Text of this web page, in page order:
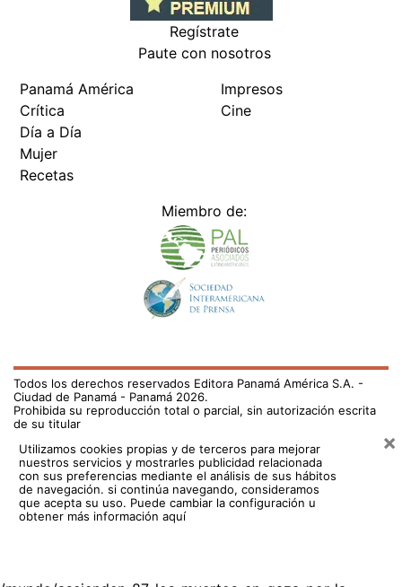
Regístrate
Paute con nosotros
Panamá América
Crítica
Día a Día
Mujer
Recetas
Impresos
Cine
Miembro de:
Todos los derechos reservados Editora Panamá América S.A. -
Ciudad de Panamá - Panamá 2026.
Prohibida su reproducción total o parcial, sin autorización escrita
de su titular
Utilizamos cookies propias y de terceros para mejorar
nuestros servicios y mostrarles publicidad relacionada
con sus preferencias mediante el análisis de sus hábitos
de navegación. si continúa navegando, consideramos
que acepta su uso. Puede cambiar la configuración u
obtener más información aquí
×